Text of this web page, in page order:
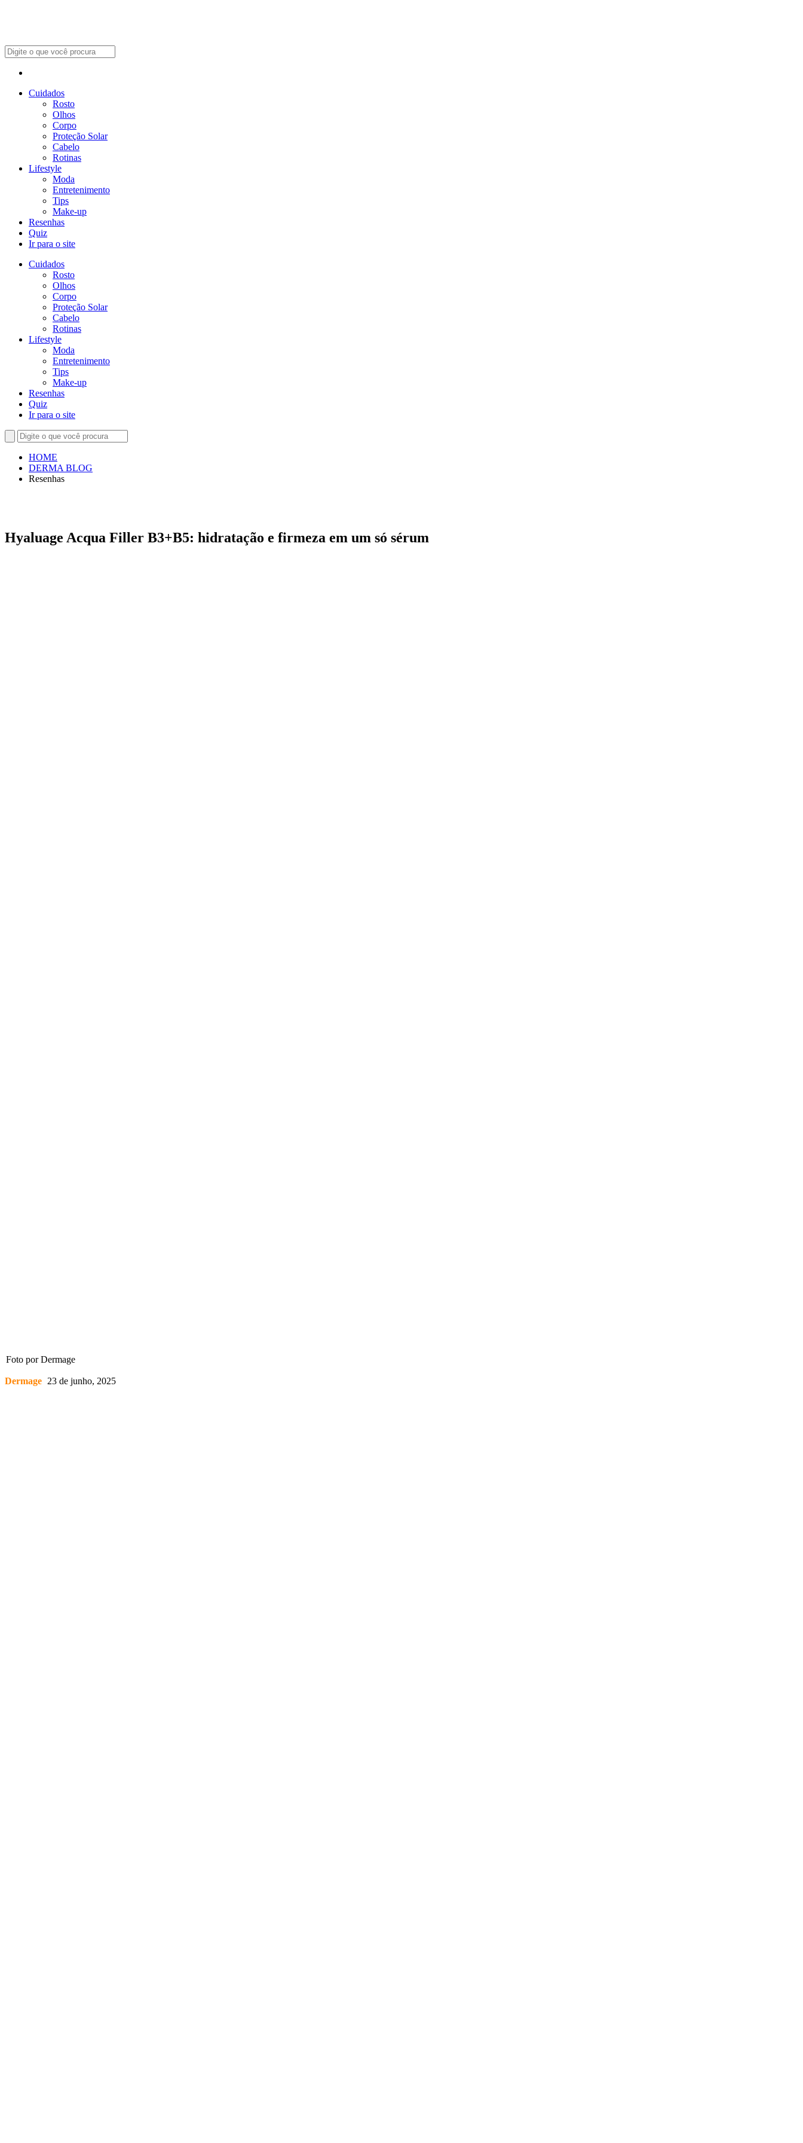
Cuidados
Rosto
Olhos
Corpo
Proteção Solar
Cabelo
Rotinas
Lifestyle
Moda
Entretenimento
Tips
Make-up
Resenhas
Quiz
Ir para o site
Cuidados
Rosto
Olhos
Corpo
Proteção Solar
Cabelo
Rotinas
Lifestyle
Moda
Entretenimento
Tips
Make-up
Resenhas
Quiz
Ir para o site
HOME
DERMA BLOG
Resenhas
Hyaluage Acqua Filler B3+B5: hidratação e firmeza em um só sérum
Foto por Dermage
Dermage 23 de junho, 2025